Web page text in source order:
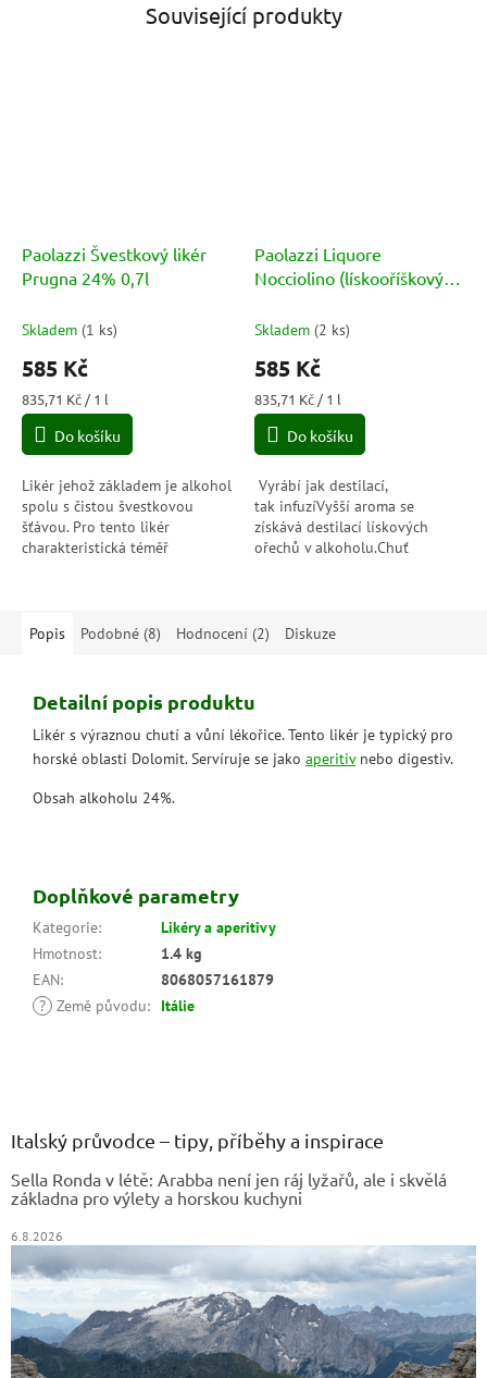
Související produkty
Paolazzi Švestkový likér
Prugna 24% 0,7l
Skladem (1 ks)
585 Kč
Měrná
cena:
835,71 Kč / 1 l
Do košíku
Likér jehož základem je alkohol
spolu s čistou švestkovou
šťávou. Pro tento likér
charakteristická téměř
Paolazzi Liquore
Nocciolino (lískooříškový
Skladem (2 ks)
585 Kč
Měrná
cena:
835,71 Kč / 1 l
Do košíku
Vyrábí jak destilací,
tak infuzíVyšší aroma se
získává destilací lískových
ořechů v alkoholu.Chuť
Popis
Podobné (8) Hodnocení (2) Diskuze
Detailní popis produktu
Likér s výraznou chutí a vůní lékořice. Tento likér je typický pro
horské oblasti Dolomit. Servíruje se jako aperitivnebo digestiv.
Obsah alkoholu 24%.
Doplňkové parametry
Kategorie:
Likéry a aperitivy
Hmotnost:
1.4 kg
EAN:
8068057161879
? Země původu: Itálie
Italský průvodce – tipy, příběhy a inspirace
Sella Ronda v létě: Arabba není jen ráj lyžařů, ale i skvělá
základna pro výlety a horskou kuchyni
6.8.2026